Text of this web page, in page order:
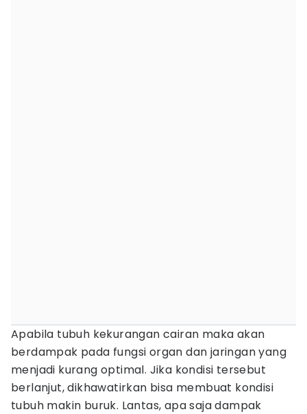
Apabila tubuh kekurangan cairan maka akan
berdampak pada fungsi organ dan jaringan yang
menjadi kurang optimal. Jika kondisi tersebut
berlanjut, dikhawatirkan bisa membuat kondisi
tubuh makin buruk. Lantas, apa saja dampak